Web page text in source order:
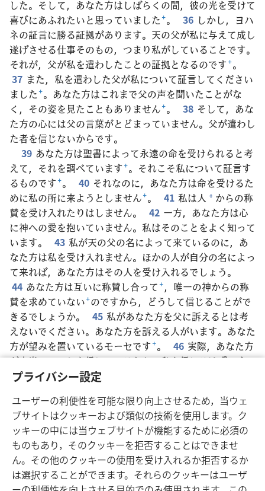
プライバシー設定
ユーザーの利便性を可能な限り向上させるため，当ウェ
ブサイトはクッキーおよび類似の技術を使用します。ク
ッキーの中には当ウェブサイトが機能するために必須の
ものもあり，そのクッキーを拒否することはできませ
ん。その他のクッキーの使用を受け入れるか拒否するか
は選択することができます。それらのクッキーはユーザ
した。そして，あなた方はしばらくの間，彼の光を受けて
喜びにあふれたいと思っていました+。 36 しかし，ヨハ
ネの証言に勝る証拠があります。天の父が私に与えて成し
遂げさせる仕事そのもの，つまり私がしていることです。
それが，父が私を遣わしたことの証拠となるのです+。
37 また，私を遣わした父が私について証言してください
ました+。あなた方はこれまで父の声を聞いたことがな
く，その姿を見たこともありません+。 38 そして，あな
た方の心には父の言葉がとどまっていません。父が遣わし
た者を信じないからです。
39 あなた方は聖書によって永遠の命を受けられると考
えて，それを調べています+。それこそ私について証言す
るものです+。 40 それなのに，あなた方は命を受けるた
めに私の所に来ようとしません+。 41 私は人 * からの称
賛を受け入れたりはしません。
42 一方，あなた方は心
に神への愛を抱いていません。私はそのことをよく知って
います。
43 私が天の父の名によって来ているのに，あ
なた方は私を受け入れません。ほかの人が自分の名によっ
て来れば，あなた方はその人を受け入れるでしょう。
44 あなた方は互いに称賛し合って+，唯一の神からの称
賛を求めていない+のですから，どうして信じることがで
きるでしょうか。
45 私があなた方を父に訴えるとは考
えないでください。あなた方を訴える人がいます。あなた
方が望みを置いているモーセです+。 46 実際，あなた方
が本当にモーセを信じているなら，私を信じるはずです。
モーセは私について書いたからです
とを信じるでしょうか+」。
日本語 シェアする 設定
Copyright© 2026 Watch Tower Bible and Tract Society of Pennsylvania